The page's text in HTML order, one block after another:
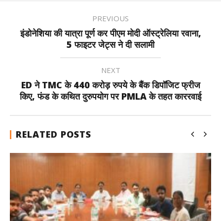
PREVIOUS
इंडोनेशिया की यात्रा पूर्ण कर पीएम मोदी ऑस्ट्रेलिया रवाना,
5 फाइटर जेट्स ने दी सलामी
NEXT
ED ने TMC के 440 करोड़ रुपये के बैंक डिपॉजिट फ्रीज
किए, फंड के कथित दुरुपयोग पर PMLA के तहत काररवाई
RELATED POSTS